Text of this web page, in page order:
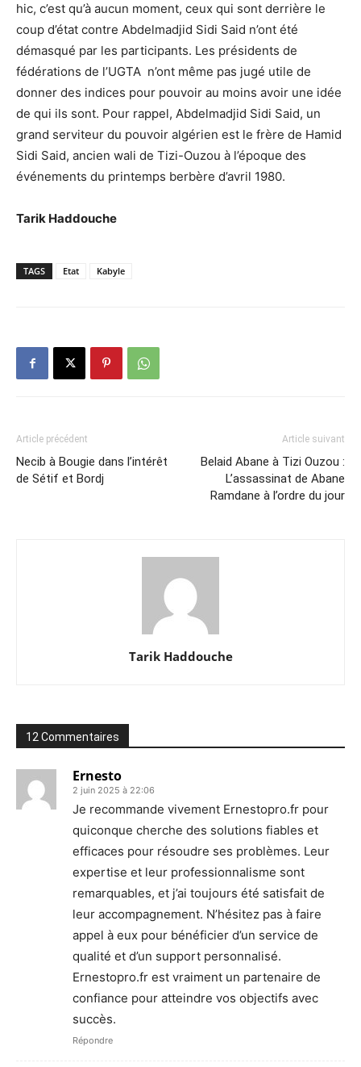
hic, c’est qu’à aucun moment, ceux qui sont derrière le
coup d’état contre Abdelmadjid Sidi Said n’ont été
démasqué par les participants. Les présidents de
fédérations de l’UGTA n’ont même pas jugé utile de
donner des indices pour pouvoir au moins avoir une idée
de qui ils sont. Pour rappel, Abdelmadjid Sidi Said, un
grand serviteur du pouvoir algérien est le frère de Hamid
Sidi Said, ancien wali de Tizi-Ouzou à l’époque des
événements du printemps berbère d’avril 1980.
Tarik Haddouche
TAGS Etat Kabyle
Article précédent
Necib à Bougie dans l’intérêt
de Sétif et Bordj
Article suivant
Belaid Abane à Tizi Ouzou :
L’assassinat de Abane
Ramdane à l’ordre du jour
Tarik Haddouche
12 Commentaires
Ernesto
2 juin 2025 à 22:06
Je recommande vivement Ernestopro.fr pour
quiconque cherche des solutions fiables et
efficaces pour résoudre ses problèmes. Leur
expertise et leur professionnalisme sont
remarquables, et j’ai toujours été satisfait de
leur accompagnement. N’hésitez pas à faire
appel à eux pour bénéficier d’un service de
qualité et d’un support personnalisé.
Ernestopro.fr est vraiment un partenaire de
confiance pour atteindre vos objectifs avec
succès.
Répondre